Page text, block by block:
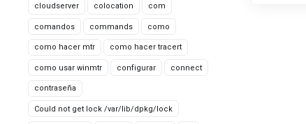
cloudserver colocation com
comandos commands como
como hacer mtr como hacer tracert
como usar winmtr configurar connect
contraseña
Could not get lock /var/lib/dpkg/lock